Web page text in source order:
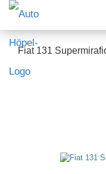
Fiat 131